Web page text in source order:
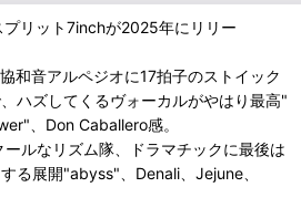
リット7inchが2025年にリリー
和音アルペジオに17拍子のストイック
ハズしてくるヴォーカルがやはり最高"
、Don Caballero感。
ルなリズム隊、ドラマチックに最後は
る展開"abyss"、Denali、Jejune、